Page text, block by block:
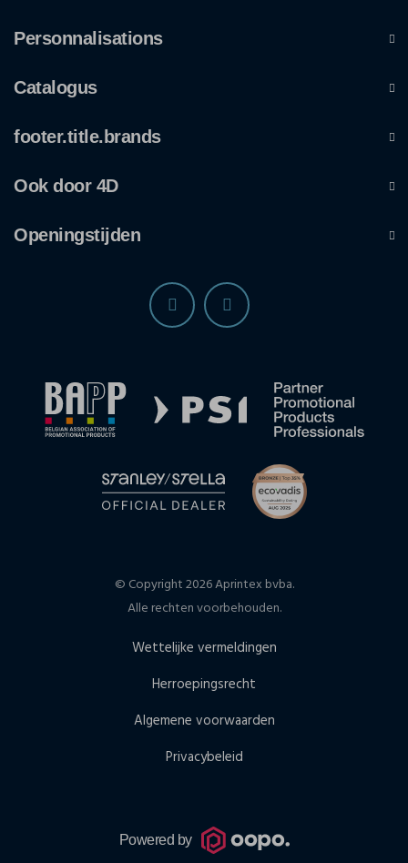
Personnalisations
Catalogus
footer.title.brands
Ook door 4D
Openingstijden
© Copyright 2026 Aprintex bvba.
Alle rechten voorbehouden.
Wettelijke vermeldingen
Herroepingsrecht
Algemene voorwaarden
Privacybeleid
Powered by